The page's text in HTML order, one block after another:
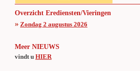
Overzicht Erediensten/Vieringen
» Zondag 2 augustus 2026
Meer NIEUWS
vindt u HIER